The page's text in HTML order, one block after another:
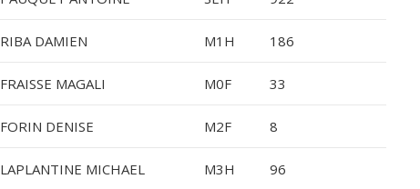
RIBA DAMIEN M1H 186
FRAISSE MAGALI M0F 33
FORIN DENISE M2F 8
LAPLANTINE MICHAEL M3H 96